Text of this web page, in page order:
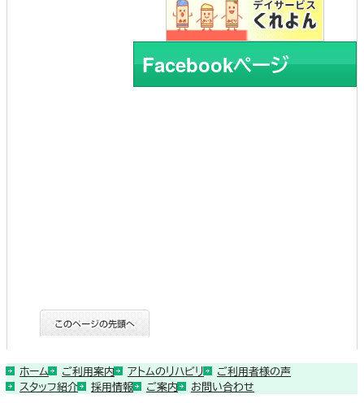
Facebookページ
ホーム ご利用案内 アトムのリハビリ
ご利用者様の声
スタッフ紹介
採用情報 ご案内 お問い合わせ